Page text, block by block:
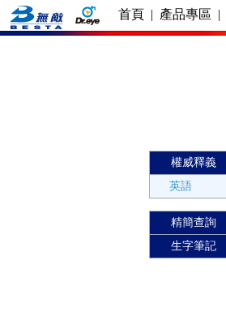
首頁 | 產品專區 |
權威釋義
英語
精簡查詢
生字筆記